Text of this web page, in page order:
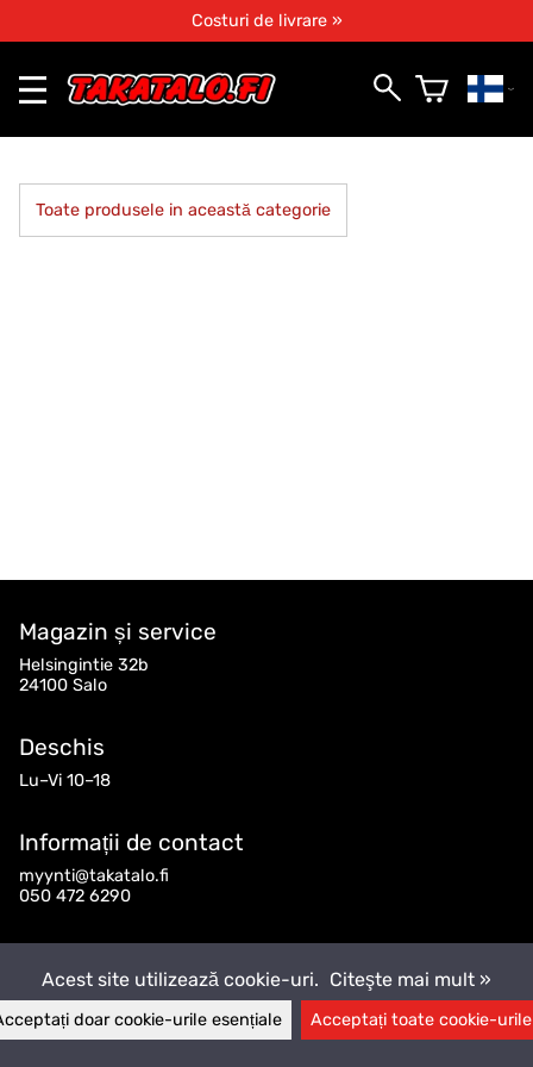
Costuri de livrare »
Toate produsele in această categorie
Magazin și service
Helsingintie 32b
24100 Salo
Deschis
Lu–Vi 10–18
Informații de contact
myynti@takatalo.fi
050 472 6290
Acest site utilizează cookie-uri. Citeşte mai mult »
doar cookie-urile esențiale Acceptați toate cookie-urile